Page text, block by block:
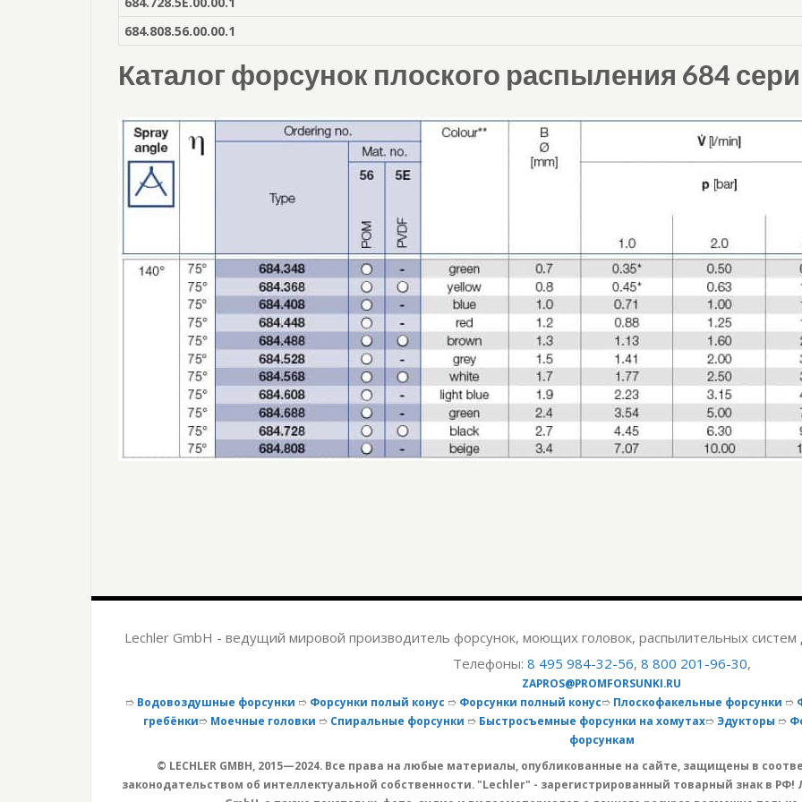
684.808.56.00.00.1
Каталог форсунок плоского распыления 684
Lechler GmbH - ведущий мировой производитель форсунок, моющих головок, распылительных
Телефоны: 8 495 984-32-56, 8 800 201-96-30,
ZAPROS@PROMFORSUNKI.RU
➱ Водовоздушные форсунки ➱ Форсунки полый конус ➱ Форсунки полный конус➱ Плоскофакельные форсунки ➱
гребёнки➱ Моечные головки ➱ Спиральные форсунки ➱ Быстросъемные форсунки на хомутах➱ Эдукторы ➱
форсункам
© LECHLER GMBH, 2015—2024. Все права на любые материалы, опубликованные на сайте, защищены в
законодательством об интеллектуальной собственности. "Lechler" - зарегистрированный товарный знак в